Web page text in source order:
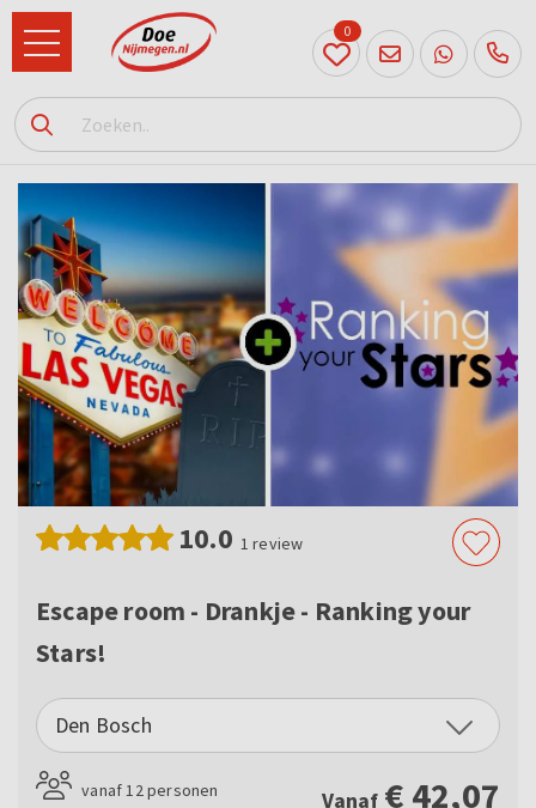
024
204
20 31
0
10.0 1 review
Escape room - Drankje - Ranking your
Stars!
Den Bosch
vanaf 12 personen Vanaf € 42,07